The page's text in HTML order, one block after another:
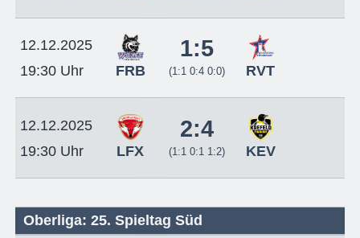
12.12.2025
19:30 Uhr
FRB
1:5
(1:1 0:4 0:0) RVT
12.12.2025
19:30 Uhr
LFX
2:4
(1:1 0:1 1:2) KEV
Oberliga: 25. Spieltag Süd